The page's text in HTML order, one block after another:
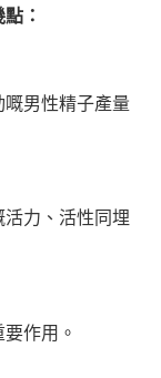
：
男性精子產量
力、活性同埋
作用。